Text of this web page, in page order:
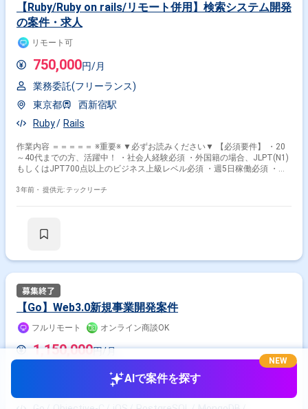
【Ruby/Ruby on rails/リモート併用】検索システム開発
の案件・求人
リモート可
750,000円/月
業務委託(フリーランス)
東京都
西新宿駅
Ruby
Rails
作業内容 ＝＝＝＝＝ ※重要※ ▼必ずお読みください▼ 【必須要件】 ・20
～40代までの方、活躍中！ ・社会人経験必須 ・外国籍の場合、JLPT(N1)
もしくはJPT700点以上のビジネス上級レベル必須 ・週5日稼働必須 ・エ
うプログラムの設計および実装に携わっていただきます。 ・開発言
他:Git,GitHub,Jira,Jenkins,CircleCI 【日本語ネイティブの方、活躍中！】
3年前・ 提供元: テックリーチ
【Go】Web3.0新規事業開発案件
フルリモート オンライン商談OK
1,150,000円/月
業務委託(フリーランス)
虎ノ門駅
AIで案件を探す
NEW